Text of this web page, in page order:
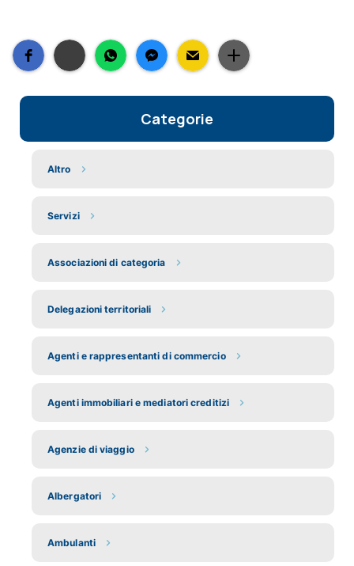
Categorie
Altro
Servizi
Associazioni di categoria
Delegazioni territoriali
Agenti e rappresentanti di commercio
Agenti immobiliari e mediatori creditizi
Agenzie di viaggio
Albergatori
Ambulanti